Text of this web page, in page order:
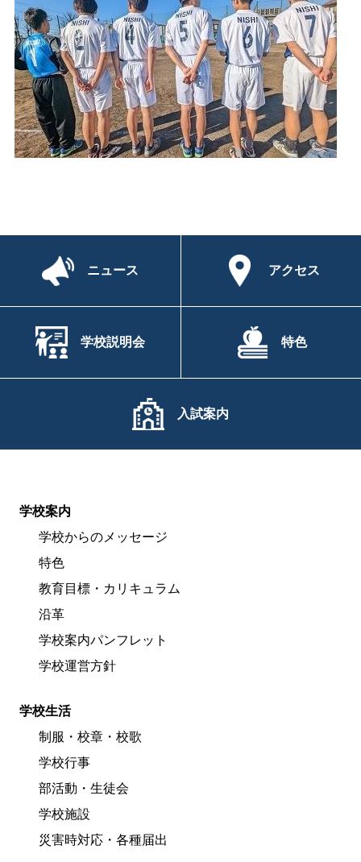
ニュース アクセス
学校説明会 特色
入試案内
学校案内
学校からのメッセージ
特色
教育目標・カリキュラム
沿革
学校案内パンフレット
学校運営方針
学校生活
制服・校章・校歌
学校行事
部活動・生徒会
学校施設
災害時対応・各種届出